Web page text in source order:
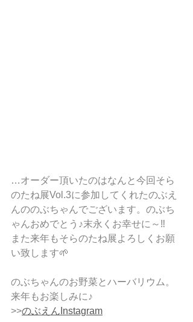
…オーダー頂いたのはなんと今回そら
のたね展Vol.3に参加してくれたのぶえ
んののぶちゃんでございます。のぶち
ゃんおめでとう♪末永くお幸せに～‼
また来年もそらのたね展よろしくお願
い致します🌱
のぶちゃんのお野菜とハーバリウム。
来年もお楽しみに♪
>>のぶえんInstagram